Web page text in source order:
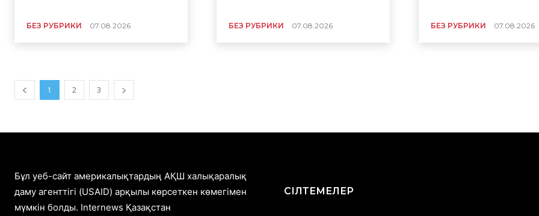
БЕЗ РУБРИКИ 07.08.2026 БЕЗ РУБРИКИ 07.08.2026 БЕЗ РУБРИКИ 07.08.2026
1 2 3
Бұл уеб-сайт америкалықтардың АҚШ халықаралық
даму агенттігі (USAID) арқылы көрсеткен көмегімен
мүмкін болды. Internews Қазақстан
СІЛТЕМЕЛЕР